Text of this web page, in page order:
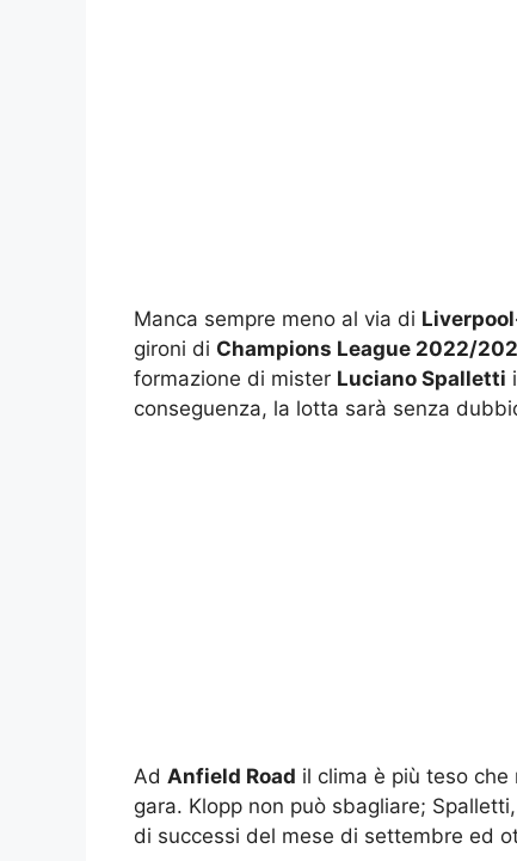
Manca sempre meno al via di
gironi di Champions League 2022/
formazione di mister Luciano Spalletti
conseguenza, la lotta sarà senza
Ad Anfield Road il clima è più teso che
gara. Klopp non può sbagliare;
di successi del mese di settembre ed